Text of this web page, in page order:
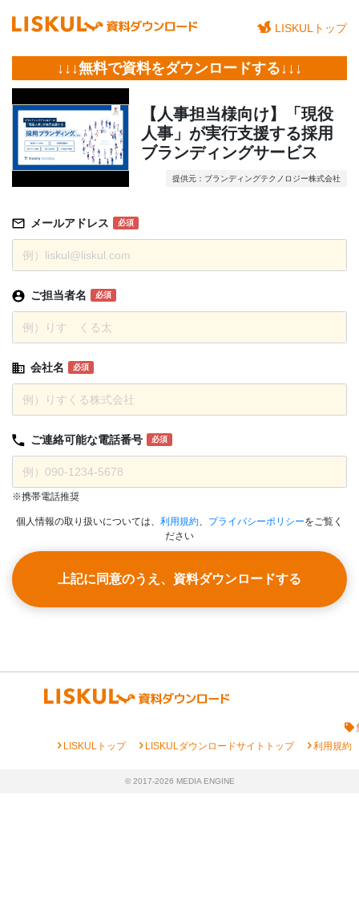
LISKULトップ
↓↓↓無料で資料をダウンロードする↓↓↓
【人事担当様向け】「現役
人事」が実行支援する採用
ブランディングサービス
提供元：ブランディングテクノロジー株式会社
メールアドレス 必須
ご担当者名 必須
会社名 必須
ご連絡可能な電話番号 必須
※携帯電話推奨
個人情報の取り扱いについては、 利用規約、 プライバシーポリシーをご覧く
ださい
上記に同意のうえ、資料ダウンロードする
chevron_rightLISKULトップ chevron_rightLISKULダウンロードサイトトップ chevron_right利用規約
© 2017-2026 MEDIA ENGINE